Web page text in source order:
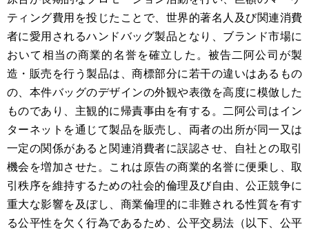
ティング費用を投じたことで、世界的著名人及び関連消費
者に愛用されるハンドバッグ製品となり、ブランド市場に
おいて相当の商業的名誉を確立した。被告二阿公司が製
造・販売を行う製品は、商標部分に若干の違いはあるもの
の、本件バッグのデザインの外観や表徴を高度に模倣した
ものであり、主観的に帰責事由を有する。二阿公司はイン
ターネットを通じて製品を販売し、両者の出所が同一又は
一定の関係があると関連消費者に誤認させ、自社との取引
機会を増加させた。これは原告の商業的名誉に便乗し、取
引秩序を維持するための社会的倫理及び自由、公正競争に
重大な影響を及ぼし、商業倫理的に非難される性質を有す
る公平性を欠く行為であるため、公平交易法（以下、公平